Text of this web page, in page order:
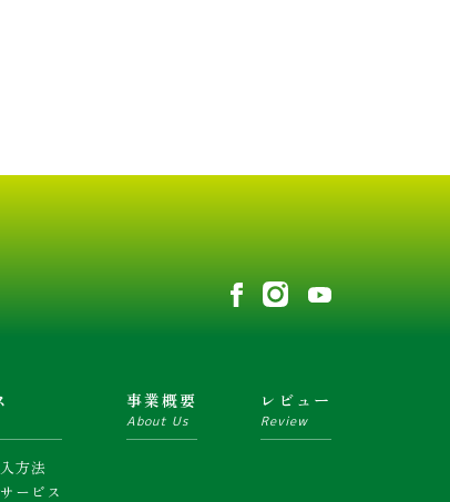
方法
ービス
事業概要
About Us
レビュー
Review